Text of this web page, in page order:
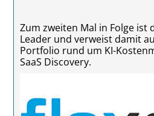
Zum zweiten Mal in Folge ist
Leader und verweist damit
Portfolio rund um KI-
SaaS Discovery.